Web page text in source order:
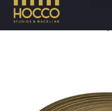
Accueil/Batteries